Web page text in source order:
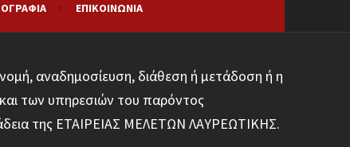
ΕΠΙΚΟΙΝΩΝΊΑ
αναδημοσίευση, διάθεση ή μετάδοση ή η
των υπηρεσιών του παρόντος
της ΕΤΑΙΡΕΙΑΣ ΜΕΛΕΤΩΝ ΛΑΥΡΕΩΤΙΚΗΣ.